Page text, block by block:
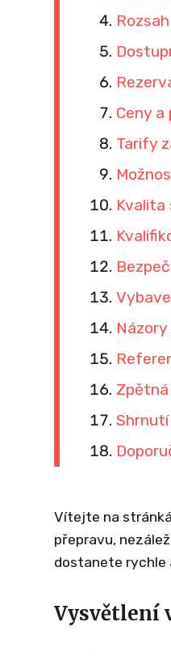
Ceny
Tarify
Kvalita
Vítejte na
přepravu,
dostanete rychle
Vysvětlení